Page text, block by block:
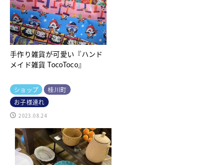
手作り雑貨が可愛い『ハンド
メイド雑貨 TocoToco』
ショップ
桂川町
お子様連れ
2023.08.24